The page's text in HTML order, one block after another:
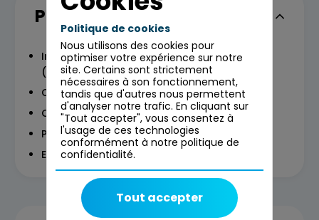
Programme
Introduction au Scaled Agile Framework®
(SAFe®)
Comment devenir une équipe agile
Construire le Backlog
Planifier un Program Increment (PI)
Exécuter les itérations
Politique de cookies
Nous utilisons des cookies pour
optimiser votre expérience sur notre
site. Certains sont strictement
nécessaires à son fonctionnement,
tandis que d'autres nous permettent
d'analyser notre trafic. En cliquant sur
"Tout accepter", vous consentez à
l'usage de ces technologies
conformément à notre politique de
confidentialité.
Tout accepter